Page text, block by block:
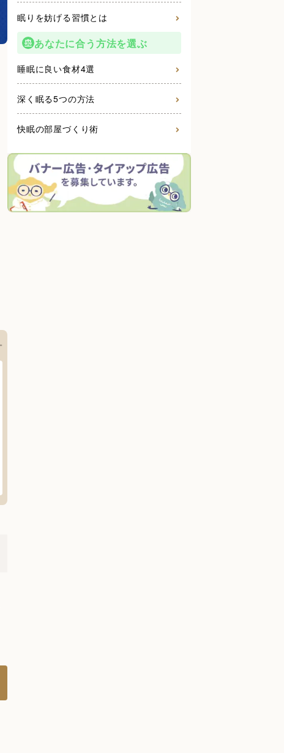
眠りを妨げる習慣とは
あなたに合う方法を選ぶ
睡眠に良い食材4選
深く眠る5つの方法
快眠の部屋づくり術